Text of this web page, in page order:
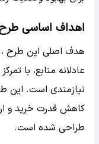
اهداف اساسی طرح
هدف اصلی این طرح ،
عادلانه منابع، با
نیازمندی است. این
کاهش قدرت خرید و
طراحی شده است.